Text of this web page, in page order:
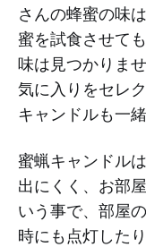
さんの蜂蜜の味
蜜を試食させて
味は見つかりま
気に入りをセレ
キャンドルも一
蜜蝋キャンドル
出にくく、お部
いう事で、部屋
時にも点灯したり